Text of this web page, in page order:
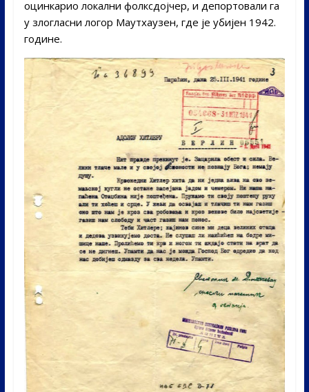
оцинкарио локални фолксдојчер, и депортовали га
у злогласни логор Маутхаузен, где је убијен 1942.
године.